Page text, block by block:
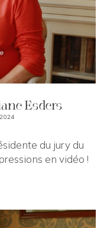
Esders
du jury du
en vidéo !